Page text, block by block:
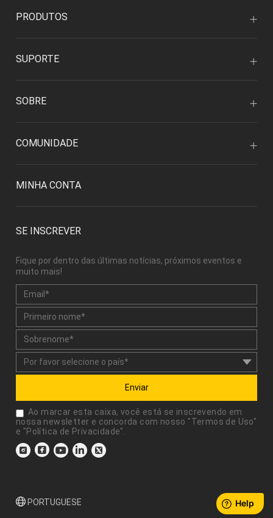
PRODUTOS
SUPORTE
SOBRE
COMUNIDADE
MINHA CONTA
SE INSCREVER
Fique por dentro das últimas notícias, próximos eventos e
muito mais!
Enviar
Ao marcar esta caixa, você está se inscrevendo em
nossa newsletter e concorda com nosso "Termos de Uso"
e "Política de Privacidade".
PORTUGUESE